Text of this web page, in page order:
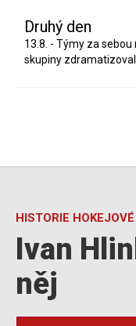
Druhý den
13.8. - Týmy za
skupiny
HISTORIE
Ivan
něj